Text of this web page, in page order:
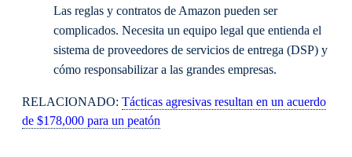
Las reglas y contratos de Amazon pueden ser
complicados. Necesita un equipo legal que entienda el
sistema de proveedores de servicios de entrega (DSP) y
cómo responsabilizar a las grandes empresas.
RELACIONADO: Tácticas agresivas resultan en un acuerdo
de $178,000 para un peatón